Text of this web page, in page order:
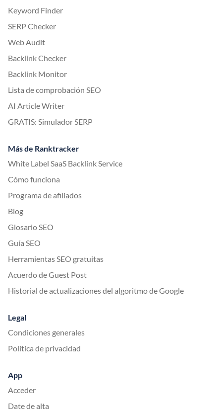
Keyword Finder
SERP Checker
Web Audit
Backlink Checker
Backlink Monitor
Lista de comprobación SEO
AI Article Writer
GRATIS: Simulador SERP
Más de Ranktracker
White Label SaaS Backlink Service
Cómo funciona
Programa de afiliados
Blog
Glosario SEO
Guía SEO
Herramientas SEO gratuitas
Acuerdo de Guest Post
Historial de actualizaciones del algoritmo de Google
Legal
Condiciones generales
Política de privacidad
App
Acceder
Date de alta